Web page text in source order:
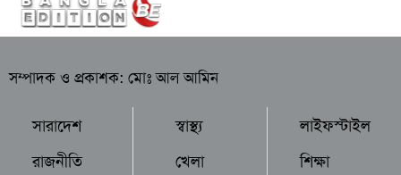
সম্পাদক ও প্রকাশক: মোঃ আল আমিন
সারাদেশ
রাজনীতি
স্বাস্থ্য
খেলা
লাইফস্টাইল
শিক্ষা